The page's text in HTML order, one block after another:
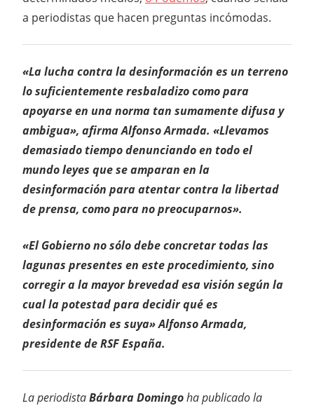
a periodistas que hacen preguntas incómodas.
«La lucha contra la desinformación es un terreno
lo suficientemente resbaladizo como para
apoyarse en una norma tan sumamente difusa y
ambigua», afirma Alfonso Armada. «Llevamos
demasiado tiempo denunciando en todo el
mundo leyes que se amparan en la
desinformación para atentar contra la libertad
de prensa, como para no preocuparnos».
«El Gobierno no sólo debe concretar todas las
lagunas presentes en este procedimiento, sino
corregir a la mayor brevedad esa visión según la
cual la potestad para decidir qué es
desinformación es suya» Alfonso Armada,
presidente de RSF España.
La periodistaBárbara Domingoha publicado la